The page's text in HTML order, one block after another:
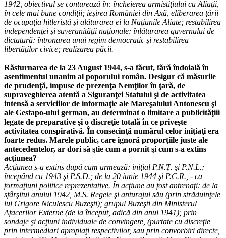
1942, obiectivul se conturează în: încheierea armistiţiului cu Aliaţii,
în cele mai bune condiţii; ieşirea României din Axă, eliberarea ţării
de ocupaţia hitleristă şi alăturarea ei la Naţiunile Aliate; restabilirea
independenţei şi suveranităţii naţionale; înlăturarea guvernului de
dictatură; întronarea unui regim democratic şi restabilirea
libertăţilor civice; realizarea păcii.
Răsturnarea de la 23 August 1944, s-a făcut, fără îndoială în
asentimentul unanim al poporului român. Desigur că măsurile
de prudenţă, impuse de prezenţa Nemţilor în ţară, de
supraveghierea atentă a Siguranţei Statului şi de activitatea
intensă a serviciilor de informaţie ale Mareşalului Antonescu şi
ale Gestapo-ului german, au determinat o limitare a publicităţiii
legate de preparative şi o discreţie totală în ce priveşte
activitatea conspirativă. În consecinţă numărul celor iniţiaţi era
foarte redus. Marele public, care ignoră proporţiile juste ale
antecedentelor, ar dori să ştie cum a pornit şi cum s-a extins
acţiunea?
Acţiunea s-a extins după cum urmează: iniţial P.N.Ţ. şi P.N.L.;
începând cu 1943 şi P.S.D.; de la 20 iunie 1944 şi P.C.R., - ca
formaţiuni politice reprezentative. În acţiune au fost antrenaţi: de la
sfârşitul anului 1942, M.S. Regele şi anturajul său (prin străduinţele
lui Grigore Niculescu Buzeşti); grupul Buzeşti din Ministerul
Afacerilor Externe (de la început, adică din anul 1941); prin
sondaje şi acţiuni individuale de convingere, (purtate cu discreţie
prin intermediari apropiaţi respectivilor, sau prin convorbiri directe,